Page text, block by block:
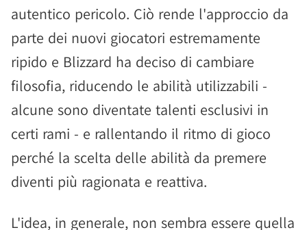
autentico pericolo. Ciò rende l'approccio da
parte dei nuovi giocatori estremamente
ripido e Blizzard ha deciso di cambiare
filosofia, riducendo le abilità utilizzabili -
alcune sono diventate talenti esclusivi in
certi rami - e rallentando il ritmo di gioco
perché la scelta delle abilità da premere
diventi più ragionata e reattiva.
L'idea, in generale, non sembra essere quella